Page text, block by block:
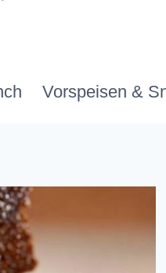
Vorspeisen &